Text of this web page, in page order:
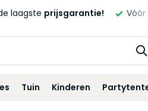
besteld,morgengeleverd!*
Tuin Kinderen